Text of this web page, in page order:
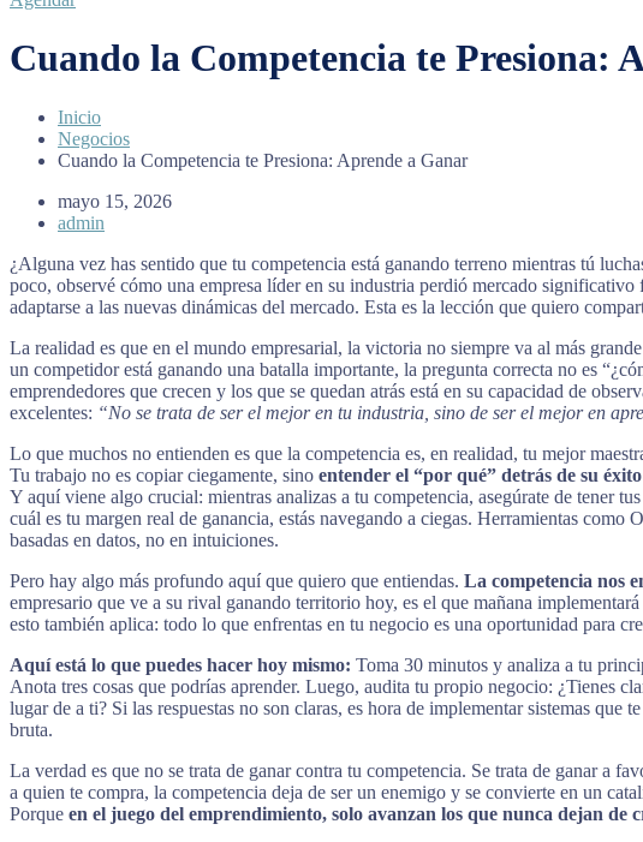
Cuando la Competencia te Presiona:
Inicio
Negocios
Cuando la Competencia te Presiona: Aprende a Ganar
mayo 15, 2026
admin
¿Alguna vez has sentido que tu competencia está ganando terreno mientras tú
poco, observé cómo una empresa líder en su industria perdió mercado
adaptarse a las nuevas dinámicas del mercado. Esta es la lección que quiero
La realidad es que en el mundo empresarial, la victoria no siempre va al más
un competidor está ganando una batalla importante, la pregunta correcta no es
emprendedores que crecen y los que se quedan atrás está en su capacidad de
excelentes: “No se trata de ser el mejor en tu industria, sino de ser el mejor en
Lo que muchos no entienden es que la competencia es, en realidad, tu mejor
Tu trabajo no es copiar ciegamente, sino entender el “por qué” detrás de su éxito
Y aquí viene algo crucial: mientras analizas a tu competencia, asegúrate de tener
cuál es tu margen real de ganancia, estás navegando a ciegas. Herramientas
basadas en datos, no en intuiciones.
Pero hay algo más profundo aquí que quiero que entiendas. La competencia nos
empresario que ve a su rival ganando territorio hoy, es el que mañana
esto también aplica: todo lo que enfrentas en tu negocio es una oportunidad para
Aquí está lo que puedes hacer hoy mismo: Toma 30 minutos y analiza a tu
Anota tres cosas que podrías aprender. Luego, audita tu propio negocio: ¿Tienes
lugar de a ti? Si las respuestas no son claras, es hora de implementar sistemas
bruta.
La verdad es que no se trata de ganar contra tu competencia. Se trata de ganar a
a quien te compra, la competencia deja de ser un enemigo y se convierte en un
Porque en el juego del emprendimiento, solo avanzan los que nunca dejan de